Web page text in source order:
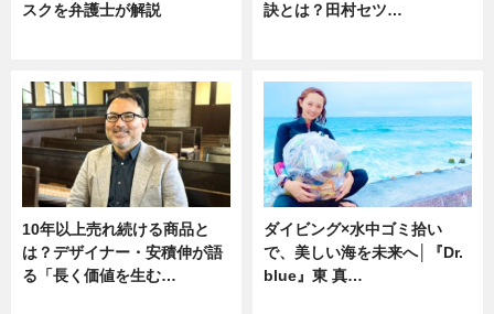
スクを弁護士が解説
訣とは？田村セツ…
10年以上売れ続ける商品と
は？デザイナー・安積伸が語
る「長く価値を生む…
ダイビング×水中ゴミ拾い
で、美しい海を未来へ│『Dr.
blue』東 真…